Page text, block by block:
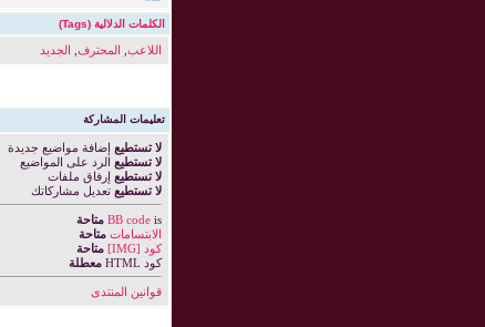
الكلمات الدلالية (Tags)
اللاعب المحترف الجديد
تعليمات المشاركة
لا تستطيع إضافة مواضيع جديدة
لا تستطيع الرد على المواضيع
لا تستطيع إرفاق ملفات
لا تستطيع تعديل مشاركاتك
BB codeis
متاحة
الابتسامات متاحة
كود [IMG]
متاحة
كود HTML
معطلة
قوانين المنتدى